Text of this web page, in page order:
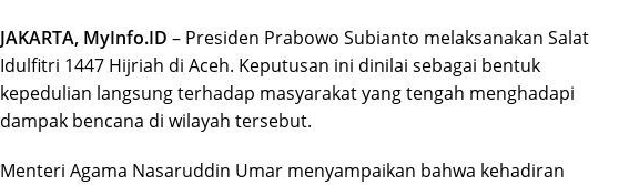
JAKARTA, MyInfo.ID – Presiden Prabowo Subianto melaksanakan Salat
Idulfitri 1447 Hijriah di Aceh. Keputusan ini dinilai sebagai bentuk
kepedulian langsung terhadap masyarakat yang tengah menghadapi
dampak bencana di wilayah tersebut.
Menteri Agama Nasaruddin Umar menyampaikan bahwa kehadiran